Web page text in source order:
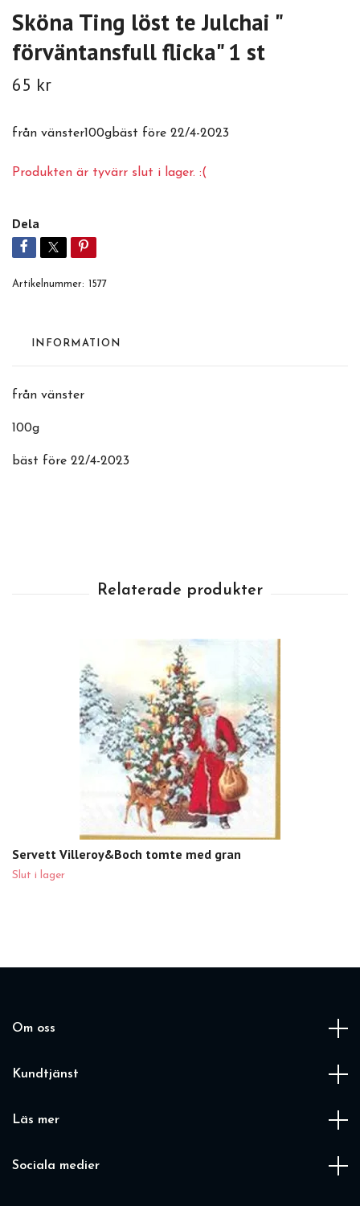
Sköna Ting löst te Julchai "
förväntansfull flicka" 1 st
65 kr
från vänster100gbäst före 22/4-2023
Produkten är tyvärr slut i lager. :(
Dela
Artikelnummer: 1577
INFORMATION
från vänster
100g
bäst före 22/4-2023
Servett Villeroy&Boch tomte med gran
Slut i lager
Om oss
Kundtjänst
Läs mer
Sociala medier